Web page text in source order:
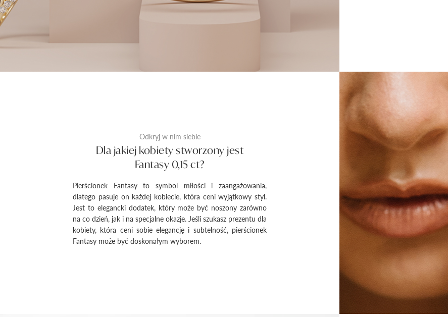
Odkryj w nim siebie
Dla jakiej kobiety stworzony jest
Fantasy 0,15 ct?
Pierścionek Fantasy to symbol miłości i zaangażowania,
dlatego pasuje on każdej kobiecie, która ceni wyjątkowy styl.
Jest to elegancki dodatek, który może być noszony zarówno
na co dzień, jak i na specjalne okazje. Jeśli szukasz prezentu dla
kobiety, która ceni sobie elegancję i subtelność, pierścionek
Fantasy może być doskonałym wyborem.